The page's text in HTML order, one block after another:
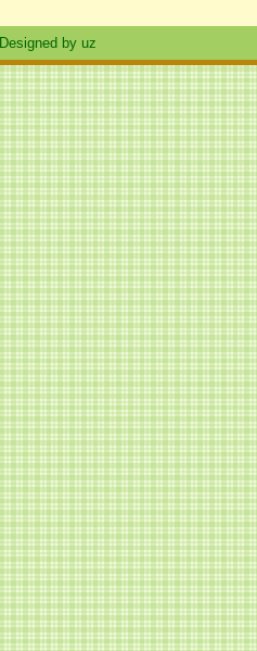
Designed by uz